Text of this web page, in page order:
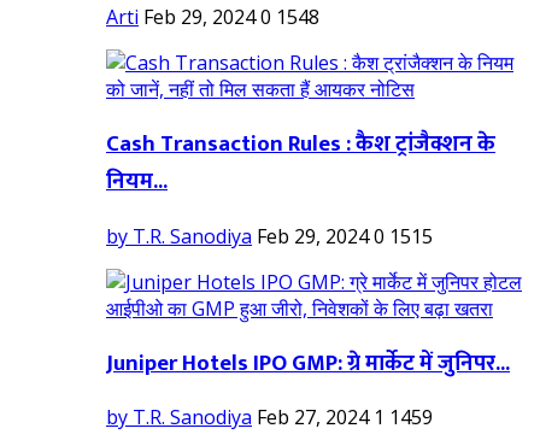
Arti Feb 29, 20240 1548
Cash Transaction Rules : कैश ट्रांजैक्शन के
नियम...
by T.R. Sanodiya Feb 29, 20240 1515
Juniper Hotels IPO GMP: ग्रे मार्केट में जुनिपर...
by T.R. Sanodiya Feb 27, 2024 1 1459